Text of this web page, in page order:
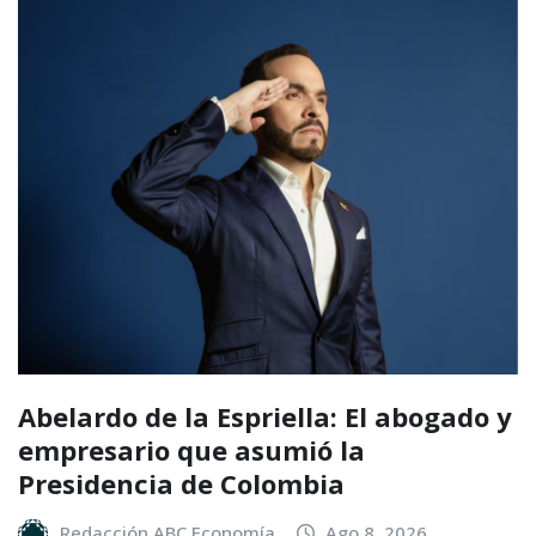
Abelardo de la Espriella: El abogado y
empresario que asumió la
Presidencia de Colombia